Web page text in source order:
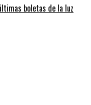
boletas de la luz